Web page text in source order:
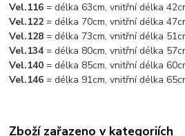
Vel.116 = délka 63cm, vnitřní délka
Vel.122 = délka 70cm, vnitřní délka
Vel.128 = délka 73cm, vnitřní délka
Vel.134= délka 80cm, vnitřní délka
Vel.140= délka 85cm, vnitřní délka
Vel.146= délka 91cm, vnitřní délka
Zboží zařazeno v kategoriích